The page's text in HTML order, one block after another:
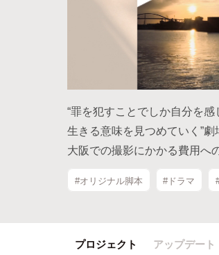
“罪を犯すことでしか自分を
生きる意味を見つめていく”劇
大阪での撮影にかかる費用へ
#オリジナル脚本 #ドラマ
プロジェクト アップデート